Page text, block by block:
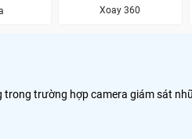
Xoay 360
trong trường hợp camera giám sát